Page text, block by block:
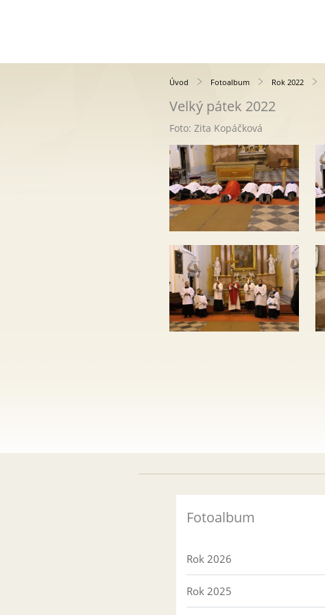
Úvod Fotoalbum Rok 2022
Velký pátek 2022
Foto: Zita Kopáčková
Fotoalbum
Rok 2026
Rok 2025